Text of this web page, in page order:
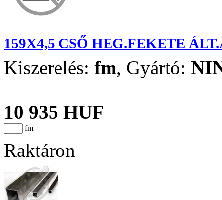
159X4,5 CSŐ HEG.FEKETE
Kiszerelés: fm, Gyártó:
10 935 HUF
fm
Raktáron